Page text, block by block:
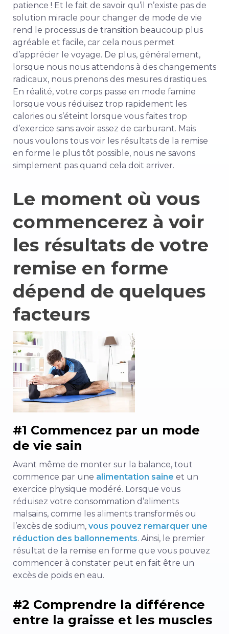
patience ! Et le fait de savoir qu’il n’existe pas de
solution miracle pour changer de mode de vie
rend le processus de transition beaucoup plus
agréable et facile, car cela nous permet
d’apprécier le voyage. De plus, généralement,
lorsque nous nous attendons à des changements
radicaux, nous prenons des mesures drastiques.
En réalité, votre corps passe en mode famine
lorsque vous réduisez trop rapidement les
calories ou s’éteint lorsque vous faites trop
d’exercice sans avoir assez de carburant. Mais
nous voulons tous voir les résultats de la remise
en forme le plus tôt possible, nous ne savons
simplement pas quand cela doit arriver.
Le moment où vous
commencerez à voir
les résultats de votre
remise en forme
dépend de quelques
facteurs
#1 Commencez par un mode
de vie sain
Avant même de monter sur la balance, tout
commence par une alimentation saine et un
exercice physique modéré. Lorsque vous
réduisez votre consommation d’aliments
malsains, comme les aliments transformés ou
l’excès de sodium, vous pouvez remarquer une
réduction des ballonnements. Ainsi, le premier
résultat de la remise en forme que vous pouvez
commencer à constater peut en fait être un
excès de poids en eau.
#2 Comprendre la différence
entre la graisse et les muscles